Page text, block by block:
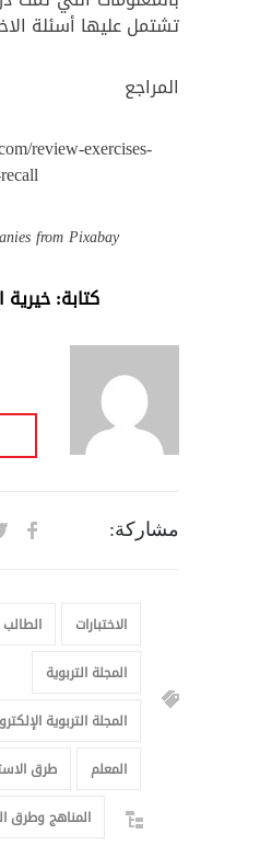
تشتمل عليها أسئلة
المراجع
review-exercises-
from Pixabay
كتابة:
مشاركة:
الاختبارات الطالب
المجلة التربوية
المجلة التربوية
المعلم
طرق
المناهج وطرق